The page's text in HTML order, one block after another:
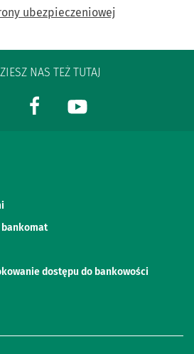
ubezpieczeniowej
NAS TEŻ TUTAJ
bankomat
dostępu do bankowości